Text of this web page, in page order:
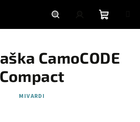
HledatPřihlášeníNákupní
košík
CamoCODE
Compact
MIVARDI